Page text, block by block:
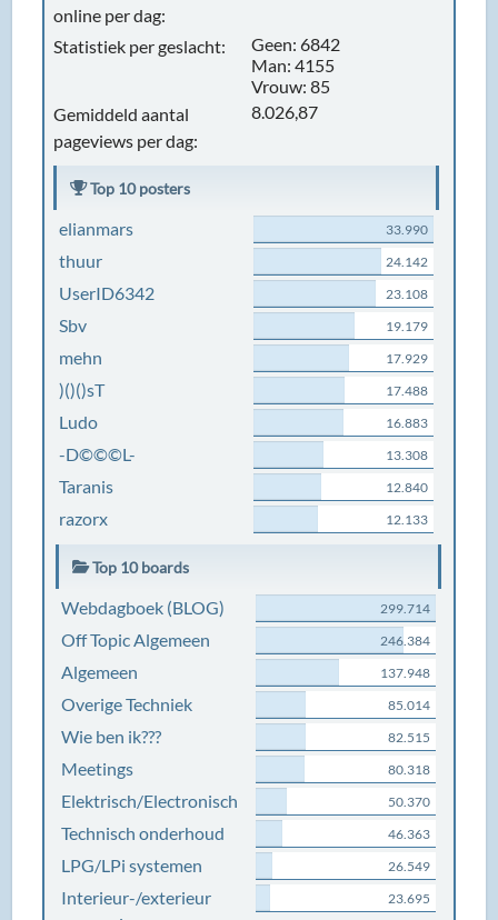
online per dag:
Statistiek per geslacht:
Geen: 6842
Man: 4155
Vrouw: 85
Gemiddeld aantal
pageviews per dag:
8.026,87
Top 10 posters
elianmars 33.990
thuur 24.142
UserID6342 23.108
Sbv 19.179
mehn 17.929
)()()sT 17.488
Ludo 16.883
-D©©©L- 13.308
Taranis 12.840
razorx 12.133
Top 10 boards
Webdagboek (BLOG) 299.714
Off Topic Algemeen 246.384
Algemeen 137.948
Overige Techniek 85.014
Wie ben ik??? 82.515
Meetings 80.318
Elektrisch/Electronisch 50.370
Technisch onderhoud 46.363
LPG/LPi systemen 26.549
Interieur-/exterieur
23.695